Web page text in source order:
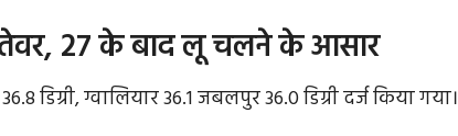
तेवर, 27 के बाद लू चलने के आसार
डिग्री, ग्वालियार 36.1 जबलपुर 36.0 डिग्री दर्ज किया गया।